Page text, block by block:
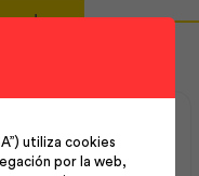
utiliza cookies
por la web,